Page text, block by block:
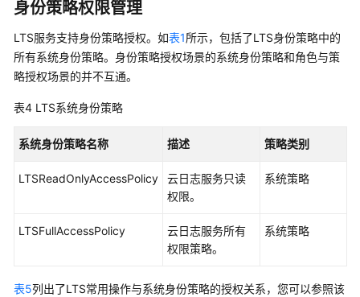
身份策略权限管理
LTS服务支持身份策略授权。如表1所示，包括了LTS身份策略中的
所有系统身份策略。身份策略授权场景的系统身份策略和角色与策
略授权场景的并不互通。
表4 LTS系统身份策略
系统身份策略名称 描述 策略类别
LTSReadOnlyAccessPolicy
云日志服务只读
权限。
系统策略
LTSFullAccessPolicy
云日志服务所有
权限策略。
系统策略
表5列出了LTS常用操作与系统身份策略的授权关系，您可以参照该